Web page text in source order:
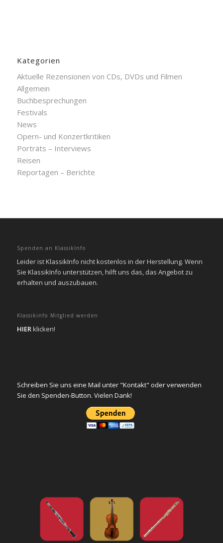
Kategorien
Aktuelle Rezensionen von CDs, DVDs und Filmen
Allgemein
Buchbesprechungen
Festivals
News
Opern- und Konzertkritiken
Porträts – Interviews
Reisen
Reportagen – Berichte
Spenden an KlassikInfo
Leider ist KlassikInfo nicht kostenlos in der Herstellung. Wenn
Sie KlassikInfo unterstützen, hilft uns das, das Angebot zu
erhalten und auszubauen.
Klassikinfo Mitglied werden
HIERklicken!
Schreiben Sie uns eine Mail unter "Kontakt" oder verwenden
Sie den Spenden-Button. Vielen Dank!